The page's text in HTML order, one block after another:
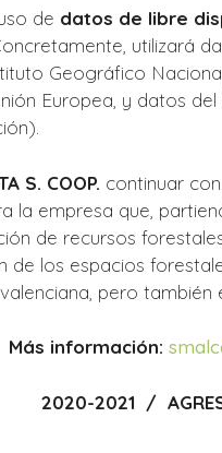
de datos de libre
utilizará
Geográfico
Europea, y datos
S. COOP. continuar
la empresa que,
de recursos
de los espacios
pero también
Más información:
2020-2021 /